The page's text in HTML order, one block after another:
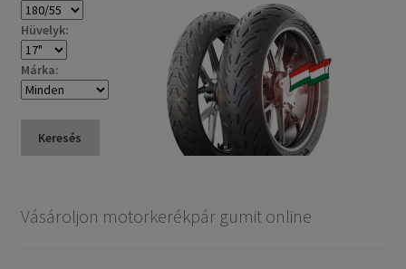
Hüvelyk:
Márka:
Keresés
Vásároljon motorkerékpár gumit online